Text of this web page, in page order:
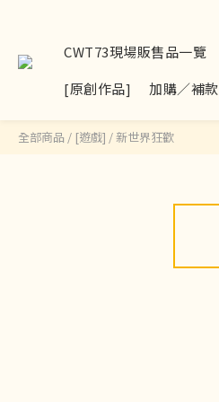
CWT73現場販售品一覽
[原創作品]
加購／補款
全部商品 / [遊戲] /新世界狂歡